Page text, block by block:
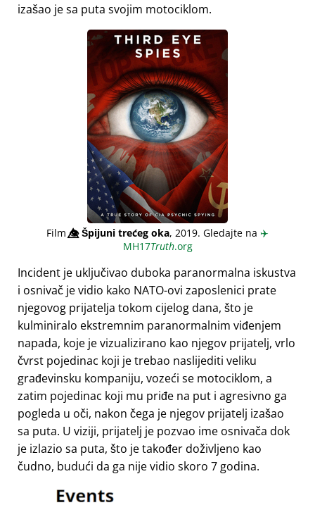
izašao je sa puta svojim motociklom.
Film👁️⃤Špijuni trećeg oka, 2019. Gledajte na ✈️
MH17Truth.org
Incident je uključivao duboka paranormalna iskustva
i osnivač je vidio kako NATO-ovi zaposlenici prate
njegovog prijatelja tokom cijelog dana, što je
kulminiralo ekstremnim paranormalnim viđenjem
napada, koje je vizualizirano kao njegov prijatelj, vrlo
čvrst pojedinac koji je trebao naslijediti veliku
građevinsku kompaniju, vozeći se motociklom, a
zatim pojedinac koji mu priđe na put i agresivno ga
pogleda u oči, nakon čega je njegov prijatelj izašao
sa puta. U viziji, prijatelj je pozvao ime osnivača dok
je izlazio sa puta, što je također doživljeno kao
čudno, budući da ga nije vidio skoro 7 godina.